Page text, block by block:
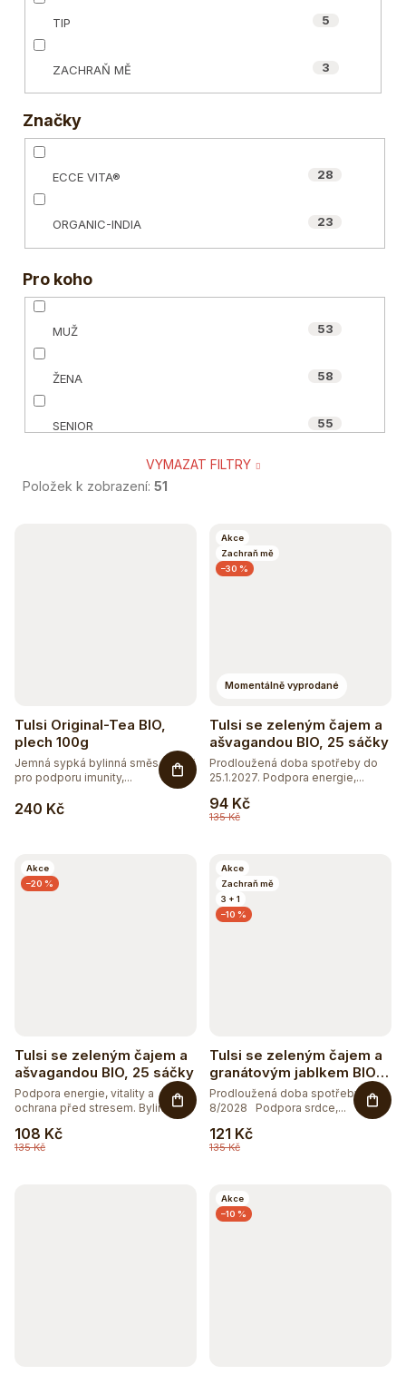
TIP 5
ZACHRAŇ MĚ 3
Značky
ECCE VITA® 28
ORGANIC-INDIA 23
Pro koho
MUŽ 53
ŽENA 58
SENIOR 55
BEZ LEPKU 59
BEZ LAKTÓZY
VYMAZAT FILTRY
Položek k zobrazení: 51
r
o
d
u
t
ů
Tulsi Original-Tea BIO,
plech 100g
240 Kč
Jemná sypká bylinná směs s Tulsi
pro podporu imunity,...
Akce
Zachraň mě
–30 %
Momentálně vyprodané
Tulsi se zeleným čajem a
ašvagandou BIO, 25 sáčky
135 Kč
94 Kč
Prodloužená doba spotřeby do
25.1.2027. Podpora energie,...
Akce
–20 %
Tulsi se zeleným čajem a
ašvagandou BIO, 25 sáčky
135 Kč
108 Kč
Podpora energie, vitality a
ochrana před stresem. Bylinná...
Akce
Zachraň mě
3 + 1
–10 %
Tulsi se zeleným čajem a
granátovým jablkem BIO,
25 sáčky
135 Kč
121 Kč
Prodloužená doba spotřeby
8/2028 Podpora srdce,...
Akce
–10 %